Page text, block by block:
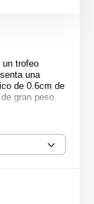
un trofeo
una
de 0.6cm de
gran peso.